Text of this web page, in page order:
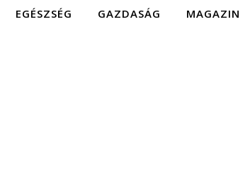
EGÉSZSÉG GAZDASÁG MAGAZIN